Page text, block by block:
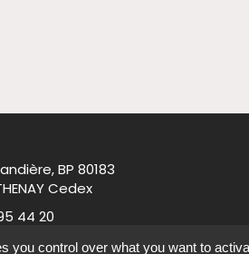
BP 80183
Cedex
44 20
you control over what you want to